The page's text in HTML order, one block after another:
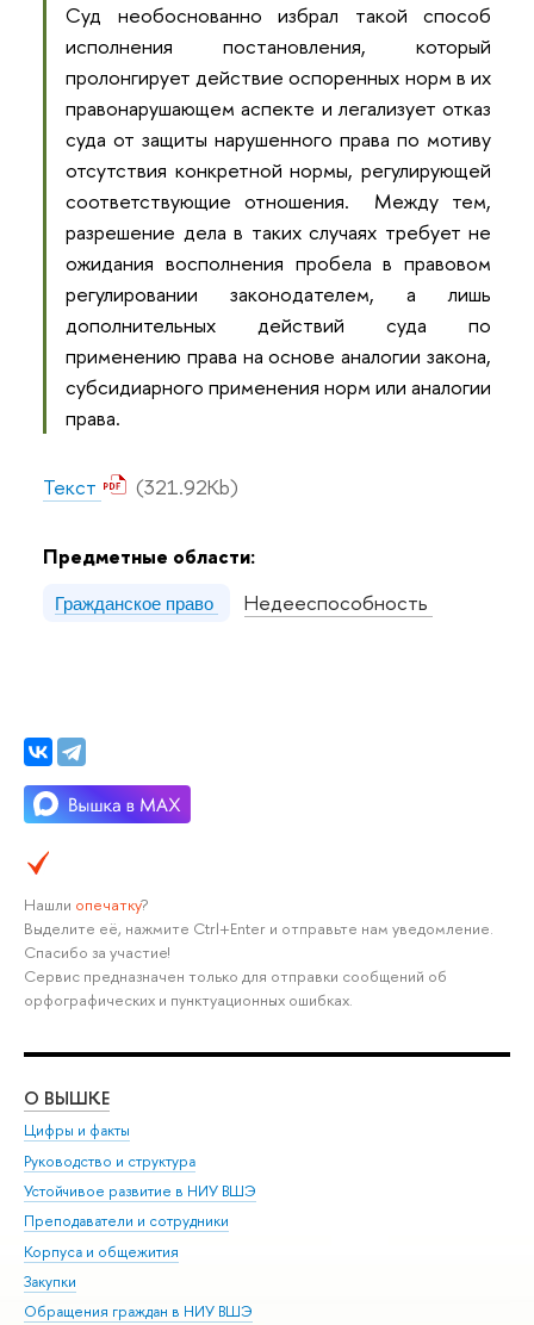
Суд необоснованно избрал такой способ
исполнения постановления, который
пролонгирует действие оспоренных норм в их
правонарушающем аспекте и легализует отказ
суда от защиты нарушенного права по мотиву
отсутствия конкретной нормы, регулирующей
соответствующие отношения. Между тем,
разрешение дела в таких случаях требует не
ожидания восполнения пробела в правовом
регулировании законодателем, а лишь
дополнительных действий суда по
применению права на основе аналогии закона,
субсидиарного применения норм или аналогии
права.
Текст (321.92Kb)
Предметные области:
Гражданское право Недееспособность
Нашли опечатку?
Выделите её, нажмите Ctrl+Enter и отправьте нам уведомление.
Спасибо за участие!
Сервис предназначен только для отправки сообщений об
орфографических и пунктуационных ошибках.
О ВЫШКЕ
Цифры и факты
Руководство и структура
Устойчивое развитие в НИУ ВШЭ
Преподаватели и сотрудники
Корпуса и общежития
Закупки
Обращения граждан в НИУ ВШЭ